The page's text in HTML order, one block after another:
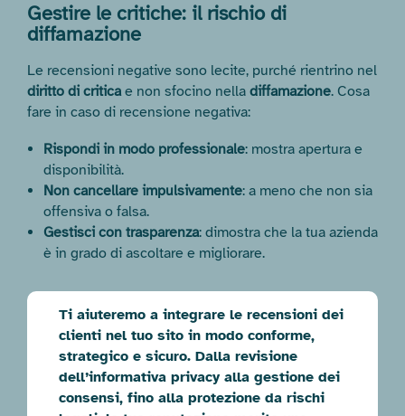
Gestire le critiche: il rischio di
diffamazione
Le recensioni negative sono lecite, purché rientrino nel
diritto di criticae non sfocino nella diffamazione. Cosa
fare in caso di recensione negativa:
Rispondi in modo professionale: mostra apertura e
disponibilità.
Non cancellare impulsivamente: a meno che non sia
offensiva o falsa.
Gestisci con trasparenza: dimostra che la tua azienda
è in grado di ascoltare e migliorare.
Ti aiuteremo a integrare le recensioni dei
clienti nel tuo sito in modo conforme,
strategico e sicuro. Dalla revisione
dell’informativa privacy alla gestione dei
consensi, fino alla protezione da rischi